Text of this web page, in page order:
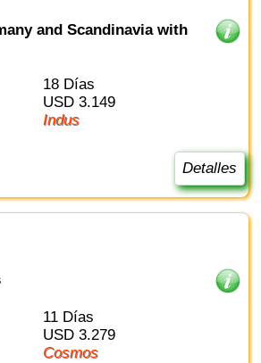
and Scandinavia with
18 Días
USD 3.149
Indus
Detalles
11 Días
USD 3.279
Cosmos